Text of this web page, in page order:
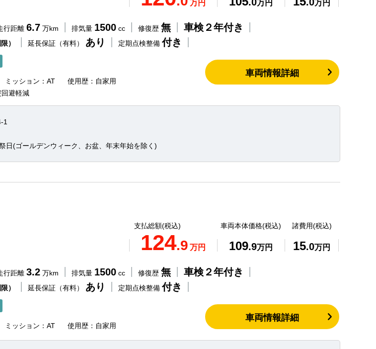
万円 万円 万円
行距離 6.7 万km 排気量 1500 cc 修復歴 無 車検２年付き
） 延長保証（有料） あり 定期点検整備付き
ミッション：AT
使用歴：自家用
避軽減
車両情報詳細
1
日(ゴールデンウィーク、お盆、年末年始を除く)
支払総額(税込)
124.9 万円
車両本体価格(税込)
109.9万円
諸費用(税込)
15.0万円
行距離 3.2 万km 排気量 1500 cc 修復歴 無 車検２年付き
） 延長保証（有料） あり 定期点検整備付き
ミッション：AT 使用歴：自家用
車両情報詳細